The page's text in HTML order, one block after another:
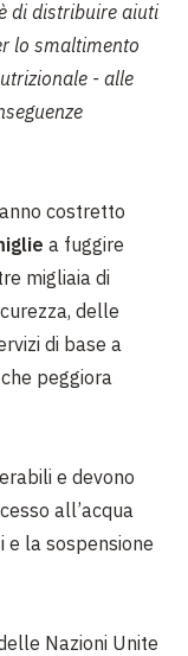
di distribuire aiuti
lo smaltimento
- alle
costretto
a fuggire
migliaia di
delle
di base a
peggiora
e devono
all’acqua
e la sospensione
Nazioni Unite